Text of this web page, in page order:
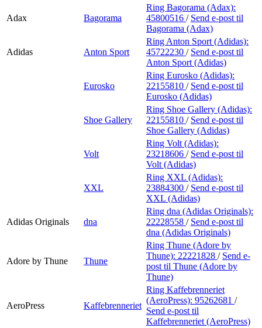
Adax Bagorama
Ring Bagorama (Adax):
45800516 / Send e-post til
Bagorama (Adax)
Adidas Anton Sport
Ring Anton Sport (Adidas):
45722230 / Send e-post til
Anton Sport (Adidas)
Eurosko
Ring Eurosko (Adidas):
22155810 / Send e-post til
Eurosko (Adidas)
Shoe Gallery
Ring Shoe Gallery (Adidas):
22155810 / Send e-post til
Shoe Gallery (Adidas)
Volt
Ring Volt (Adidas):
23218606 / Send e-post til
Volt (Adidas)
XXL
Ring XXL (Adidas):
23884300 / Send e-post til
XXL (Adidas)
Adidas Originals dna
Ring dna (Adidas Originals):
22228558 / Send e-post til
dna (Adidas Originals)
Adore by Thune Thune
Ring Thune (Adore by
Thune): 22221828 / Send e-
post til Thune (Adore by
Thune)
AeroPress Kaffebrenneriet
Ring Kaffebrenneriet
(AeroPress): 95262681 /
Send e-post til
Kaffebrenneriet (AeroPress)